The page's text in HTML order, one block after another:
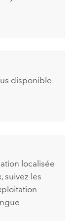
disponible
localisée
, suivez les